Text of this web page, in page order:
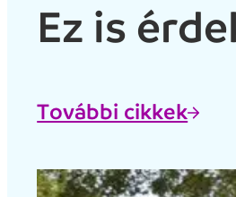
Ez is
További cikkek